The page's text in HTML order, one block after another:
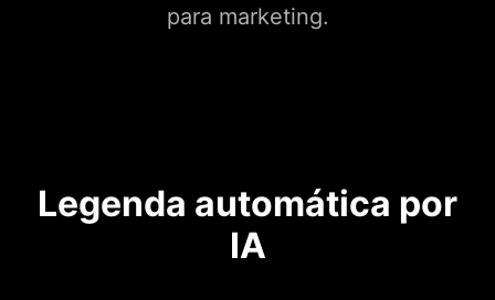
para marketing.
Legenda automática por
IA